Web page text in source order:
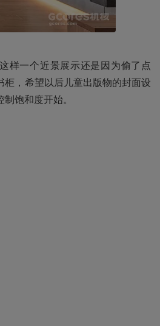
样一个近景展示还是因为偷了点
柜，希望以后儿童出版物的封面设
饱和度开始。